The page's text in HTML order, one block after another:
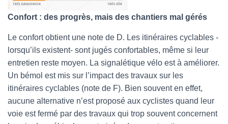
Confort : des progrès, mais des chantiers mal gérés
Le confort obtient une note de D. Les itinéraires cyclables -
lorsqu’ils existent- sont jugés confortables, même si leur
entretien reste moyen. La signalétique vélo est à améliorer.
Un bémol est mis sur l’impact des travaux sur les
itinéraires cyclables (note de F). Bien souvent en effet,
aucune alternative n’est proposé aux cyclistes quand leur
voie est fermé par des travaux qui trop souvent concernent